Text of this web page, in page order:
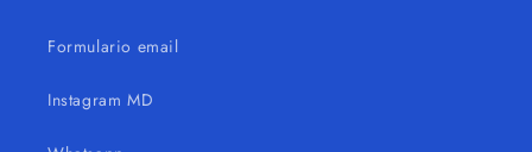
Formulario email
Instagram MD